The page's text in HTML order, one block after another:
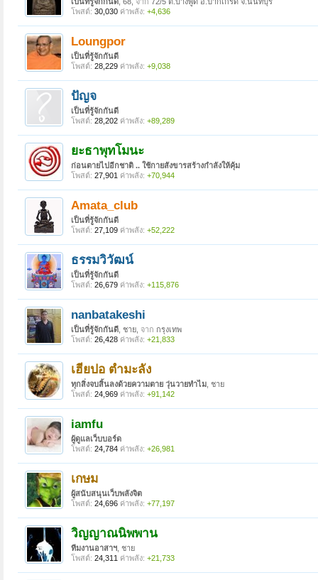
โพสต์: 30,030 ค่าพลัง: +4,636
Loungpor
เป็นที่รู้จักกันดี
โพสต์: 28,229 ค่าพลัง: +9,038
ปัญจ
เป็นที่รู้จักกันดี
โพสต์: 28,202 ค่าพลัง: +89,289
ยะธาพุทโมนะ
ก่อนตายไปอีกชาติ .. ใช้กายสังขารสร้างกำลังให้คุ้ม
โพสต์: 27,901 ค่าพลัง: +70,944
Amata_club
เป็นที่รู้จักกันดี
โพสต์: 27,109 ค่าพลัง: +52,222
ธรรมวิวัฒน์
เป็นที่รู้จักกันดี
โพสต์: 26,679 ค่าพลัง: +115,876
nanbatakeshi
เป็นที่รู้จักกันดี , ชาย, จาก กรุงเทพ
โพสต์: 26,428 ค่าพลัง: +21,833
เฮียปอ ตำมะลัง
ทุกสิ่งจบสิ้นลงด้วยความตาย วุ่นวายทำไม , ชาย
โพสต์: 24,969 ค่าพลัง: +91,142
iamfu
ผู้ดูแลเว็บบอร์ด
โพสต์: 24,784 ค่าพลัง: +26,981
เกษม
ผู้สนับสนุนเว็บพลังจิต
โพสต์: 24,696 ค่าพลัง: +77,197
วิญญาณนิพพาน
ทีมงานอาสาฯ , ชาย
โพสต์: 24,311 ค่าพลัง: +21,733